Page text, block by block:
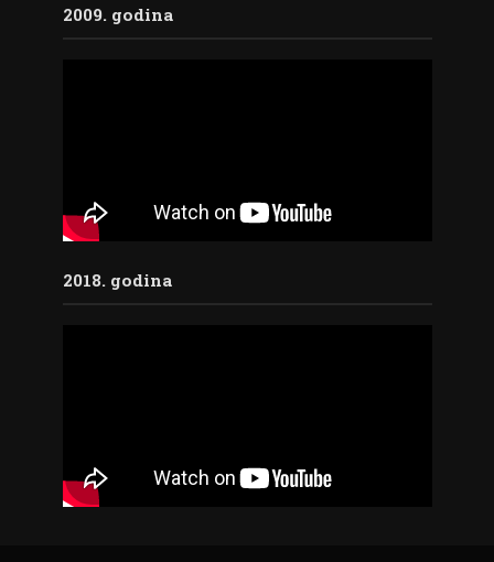
2009. godina
2018. godina